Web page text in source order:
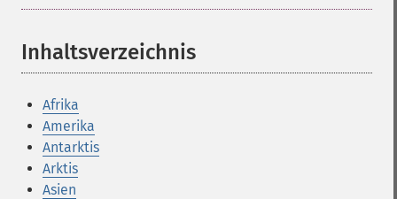
Inhaltsverzeichnis
Afrika
Amerika
Antarktis
Arktis
Asien